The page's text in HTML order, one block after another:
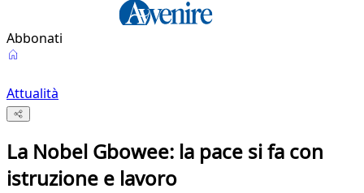
Abbonati
Attualità
La Nobel Gbowee: la pace si fa con
istruzione e lavoro